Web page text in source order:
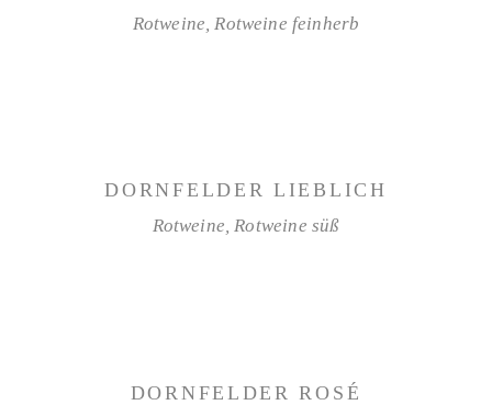
Rotweine Rotweine feinherb
DORNFELDER LIEBLICH
Rotweine,Rotweine süß
DORNFELDER ROSÉ